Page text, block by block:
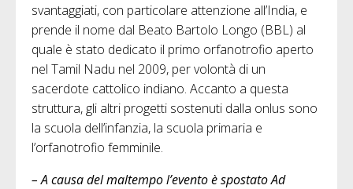
svantaggiati, con particolare attenzione all’India, e
prende il nome dal Beato Bartolo Longo (BBL) al
quale è stato dedicato il primo orfanotrofio aperto
nel Tamil Nadu nel 2009, per volontà di un
sacerdote cattolico indiano. Accanto a questa
struttura, gli altri progetti sostenuti dalla onlus sono
la scuola dell’infanzia, la scuola primaria e
l’orfanotrofio femminile.
– A causa del maltempo l’evento è spostato Ad